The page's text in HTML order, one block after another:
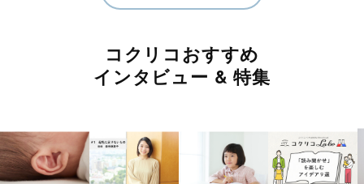
コクリコおすすめ
インタビュー & 特集